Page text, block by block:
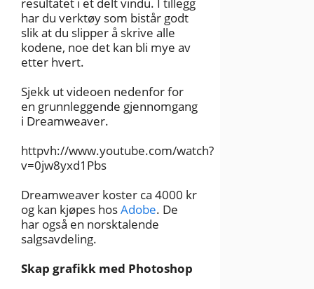
har du verktøy som bistår godt
slik at du slipper å skrive alle
kodene, noe det kan bli mye av
etter hvert.
Sjekk ut videoen nedenfor for
en grunnleggende gjennomgang
i Dreamweaver.
httpvh://www.youtube.com/watch?
v=0jw8yxd1Pbs
Dreamweaver koster ca 4000 kr
og kan kjøpes hosAdobe. De
har også en norsktalende
salgsavdeling.
Skap grafikk med Photoshop